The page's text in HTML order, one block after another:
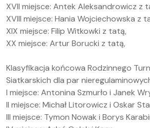
XVII miejsce: Antek Aleksandrowicz z
XVIII miejsce: Hania Wojciechowska z
XIX miejsce: Filip Witkowki z tatą,
XX miejsce: Artur Borucki z tatą,
Klasyfikacja końcowa Rodzinnego
Siatkarskich dla par
I miejsce: Antonina Szmurło i Janek
II miejsce: Michał Litorowicz i Oskar
III miejsce: Tymon Nowak i Borys